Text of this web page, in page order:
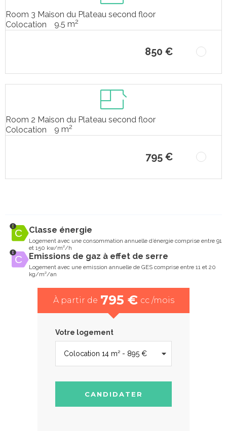
Room 3 Maison du Plateau second floor
Colocation
9.5 m2
850 €
Room 2 Maison du Plateau second floor
Colocation
9 m2
795 €
Classe énergie
Logement avec une consommation annuelle d’énergie comprise entre 91
et 150 kw/m²/h
Emissions de gaz à effet de serre
Logement avec une emission annuelle de GES comprise entre 11 et 20
kg/m²/an
À partir de 795 € cc /mois
Votre logement
CANDIDATER